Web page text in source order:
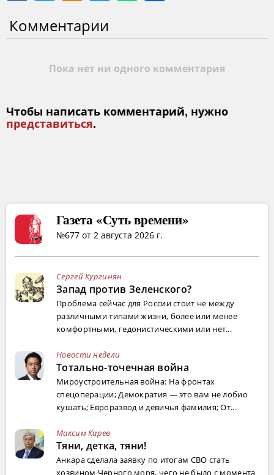
Комментарии
Пока нет ни одного комментария
Чтобы написать комментарий, нужно
представиться.
Газета «Суть времени»
№677 от 2 августа 2026 г.
Сергей Кургинян
Запад против Зеленского?
Проблема сейчас для России стоит не между
различными типами жизни, более или менее
комфортными, гедонистическими или нет...
Новости недели
Тотально-точечная война
Мироустроительная война: На фронтах
спецоперации; Демократия — это вам не лобио
кушать; Евроразвод и девичья фамилия; От...
Максим Карев
Тяни, детка, тяни!
Анкара сделала заявку по итогам СВО стать
хозяином Черного моря, чего не было с момента